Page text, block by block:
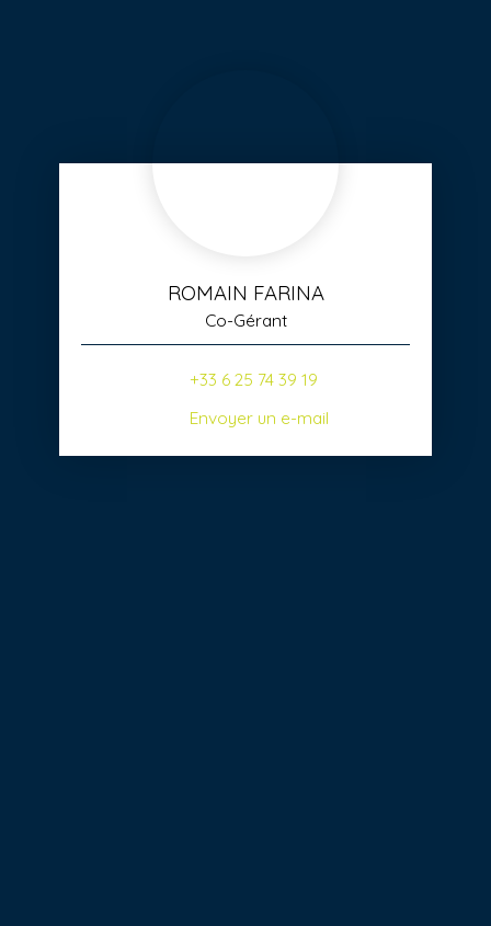
ROMAIN FARINA
Co-Gérant
+33 6 25 74 39 19
Envoyer un e-mail